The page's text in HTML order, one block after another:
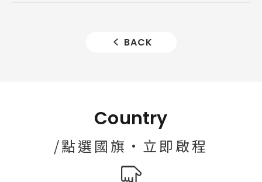
BACK
Country
/點選國旗·立即啟程